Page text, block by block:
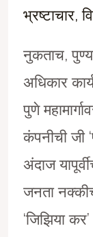
भ्रष्टाचार,
नुकताच,
अधिकार
पुणे
कंपनीची जी
अंदाज
जनता
‘जिझिया